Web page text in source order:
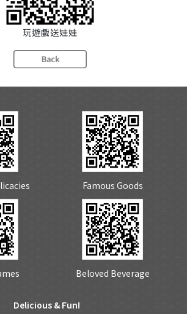
玩遊戲送娃娃
Famous Goods
Beloved Beverage
Delicious & Fun!